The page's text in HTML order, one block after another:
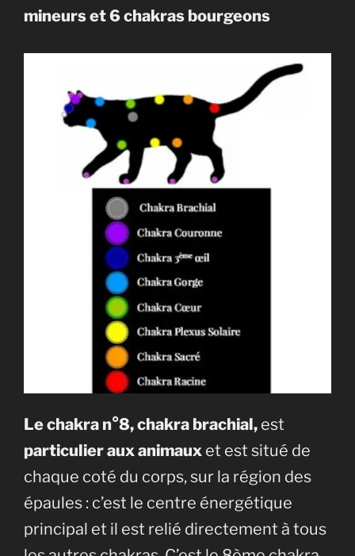
mineurs et 6 chakras bourgeons
Le chakra n°8, chakra brachial, est
particulier aux animaux et est situé de
chaque coté du corps, sur la région des
épaules : c’est le centre énergétique
principal et il est relié directement à tous